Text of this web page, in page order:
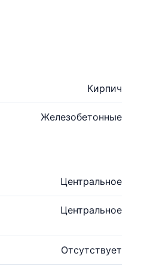
Кирпич
Железобетонные
Центральное
Центральное
Отсутствует